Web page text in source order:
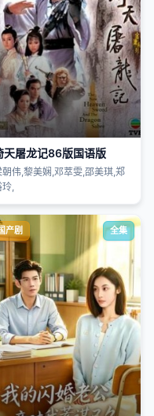
天屠龙记86版国语版
朝伟,黎美娴,邓萃雯,邵美琪,郑
玲,
产剧 全集